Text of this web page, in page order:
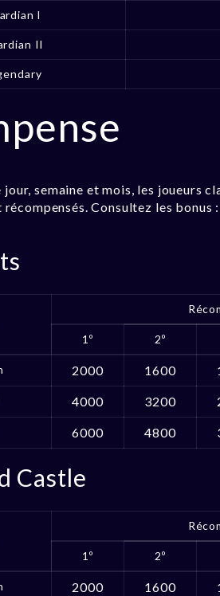
I
II
semaine et mois, les joueurs
Consultez les bonus :
1º 2º
2000 1600
4000 3200
6000 4800
Castle
1º 2º
2000 1600